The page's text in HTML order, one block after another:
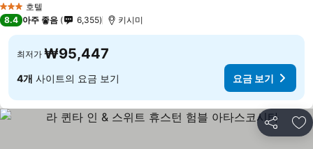
3 성급 호텔
8.4 아주 좋음 6,355 키시미
최저가 ₩95,447
4개 사이트의 요금 보기 요금 보기
공유 즐